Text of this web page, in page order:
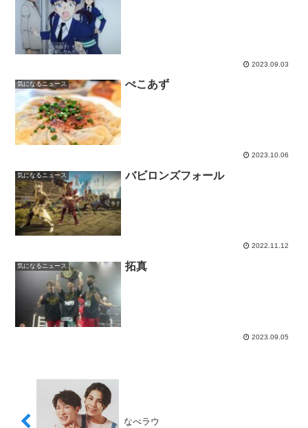
2023.09.03
気になるニュース ぺこあず
2023.10.06
気になるニュース バビロンズフォール
2022.11.12
気になるニュース 拓真
2023.09.05
なべラウ